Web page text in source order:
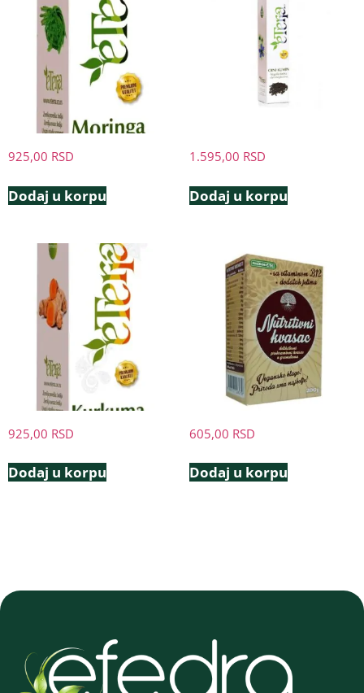
925,00 RSD
Dodaj u korpu
1.595,00 RSD
Dodaj u korpu
925,00 RSD
Dodaj u korpu
605,00 RSD
Dodaj u korpu